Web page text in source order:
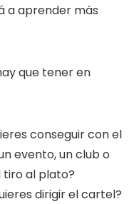
a aprender más
que tener en
conseguir con el
evento, un club o
al plato?
dirigir el cartel?